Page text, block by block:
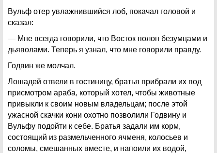
Вульф отер увлажнившийся лоб, покачал головой и
сказал:
— Мне всегда говорили, что Восток полон безумцами и
дьяволами. Теперь я узнал, что мне говорили правду.
Годвин же молчал.
Лошадей отвели в гостиницу, братья прибрали их под
присмотром араба, который хотел, чтобы животные
привыкли к своим новым владельцам; после этой
ужасной скачки кони охотно позволили Годвину и
Вульфу подойти к себе. Братья задали им корм,
состоящий из размельченного ячменя, колосьев и
соломы, смешанных вместе, и напоили их водой,